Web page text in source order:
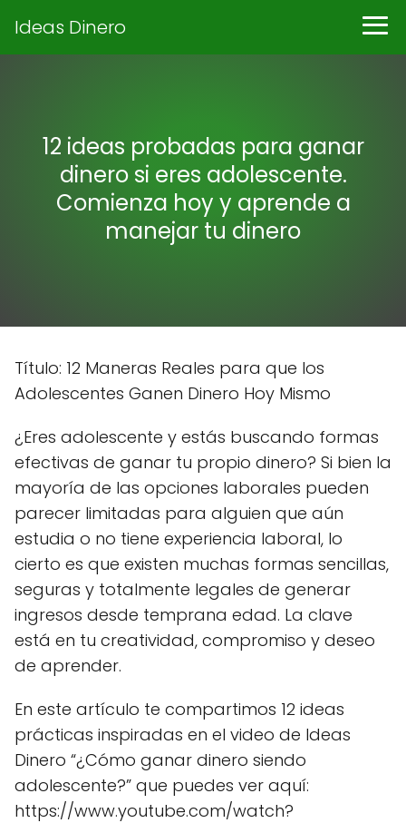
Ideas Dinero
12 ideas probadas para ganar
dinero si eres adolescente.
Comienza hoy y aprende a
manejar tu dinero
Título: 12 Maneras Reales para que los
Adolescentes Ganen Dinero Hoy Mismo
¿Eres adolescente y estás buscando formas
efectivas de ganar tu propio dinero? Si bien la
mayoría de las opciones laborales pueden
parecer limitadas para alguien que aún
estudia o no tiene experiencia laboral, lo
cierto es que existen muchas formas sencillas,
seguras y totalmente legales de generar
ingresos desde temprana edad. La clave
está en tu creatividad, compromiso y deseo
de aprender.
En este artículo te compartimos 12 ideas
prácticas inspiradas en el video de Ideas
Dinero “¿Cómo ganar dinero siendo
adolescente?” que puedes ver aquí:
https://www.youtube.com/watch?